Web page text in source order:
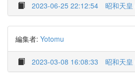
2023-06-25 22:12:54 昭和天皇
編集者: Yotomu
2023-03-08 16:08:33 昭和天皇